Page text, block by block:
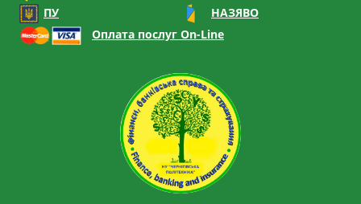
ПУ
НАЗЯВО
Оплата послуг On-Line